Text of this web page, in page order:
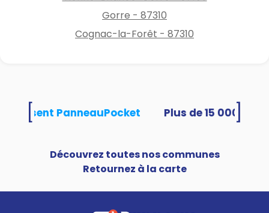
Gorre - 87310
Cognac-la-Forêt - 87310
PanneauPocket
Découvrez toutes nos communes
Retournez à la carte